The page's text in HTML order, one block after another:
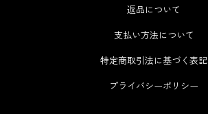
返品について
支払い方法について
特定商取引法に基づく表記
プライバシーポリシー